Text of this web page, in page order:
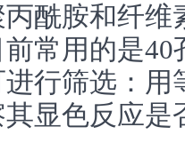
酰胺和纤
常用的是
行筛选：
显色反应